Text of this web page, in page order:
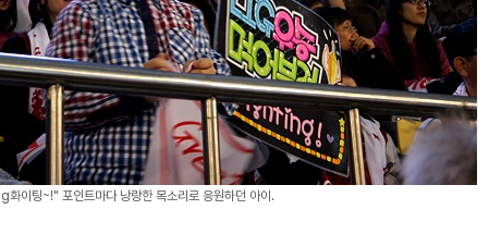
화이팅~!" 포인트마다 낭랑한 목소리로 응원하던 아이.